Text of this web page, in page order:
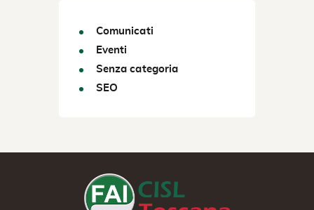
Comunicati
Eventi
Senza categoria
SEO